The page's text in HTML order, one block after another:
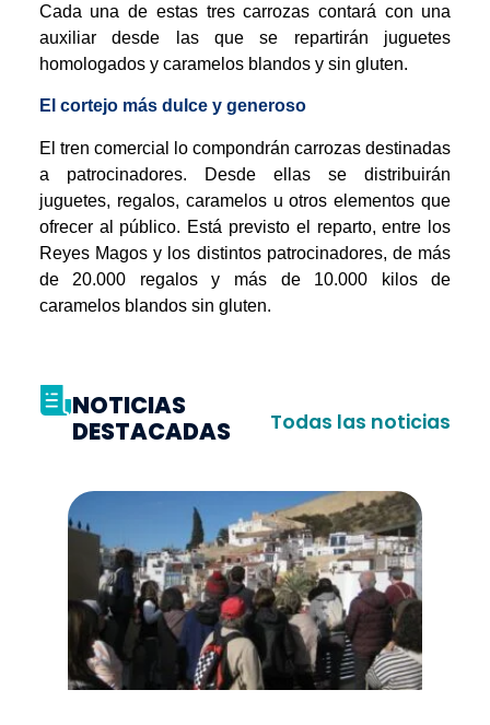
Cada una de estas tres carrozas contará con una
auxiliar desde las que se repartirán juguetes
homologados y caramelos blandos y sin gluten.
El cortejo más dulce y generoso
El tren comercial lo compondrán carrozas destinadas
a patrocinadores. Desde ellas se distribuirán
juguetes, regalos, caramelos u otros elementos que
ofrecer al público. Está previsto el reparto, entre los
Reyes Magos y los distintos patrocinadores, de más
de 20.000 regalos y más de 10.000 kilos de
caramelos blandos sin gluten.
NOTICIAS
DESTACADAS
Todas las noticias